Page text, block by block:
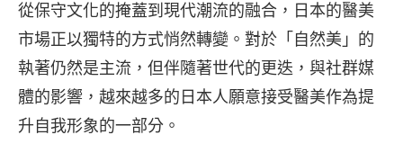
從保守文化的掩蓋到現代潮流的融合，日本的醫美
市場正以獨特的方式悄然轉變。對於「自然美」的
執著仍然是主流，但伴隨著世代的更迭，與社群媒
體的影響，越來越多的日本人願意接受醫美作為提
升自我形象的一部分。